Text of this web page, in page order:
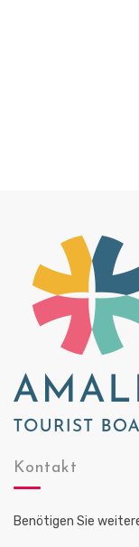
Kontakt
Benötigen Sie